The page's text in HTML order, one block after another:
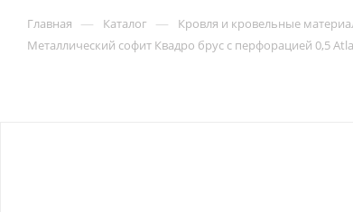
Главная — Каталог — Кровля и кровельные
Металлический софит Квадро брус с перфорацией 0,5